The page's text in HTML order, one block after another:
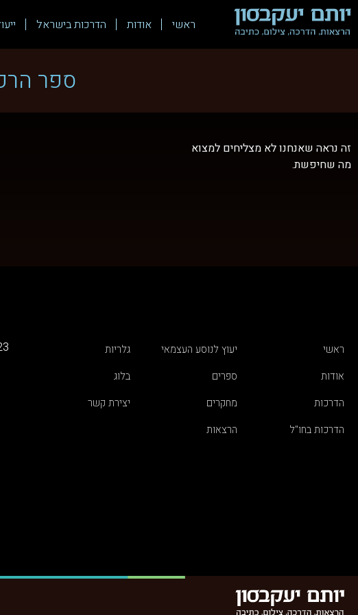
ראשי אודות הדרכות בישראל
ספר
זה נראה שאנחנו לא מצליחים למצוא
מה שחיפשת.
ראשי
אודות
הדרכות
הדרכות בחו"ל
יעוץ לנוסע העצמאי
ספרים
מחקרים
הרצאות
גלריות
בלוג
יצירת קשר